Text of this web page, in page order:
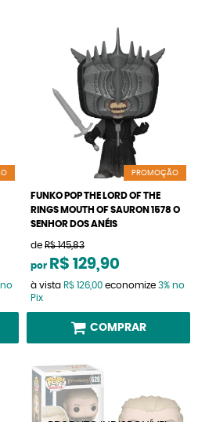
no
PROMOÇÃO
FUNKO POP THE LORD OF THE
RINGS MOUTH OF SAURON 1578 O
SENHOR DOS ANÉIS
de R$ 145,83
por R$ 129,90
à vista R$ 126,00 economize 3% no
Pix
COMPRAR